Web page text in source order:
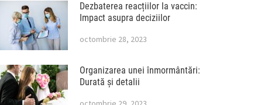
Dezbaterea reacțiilor la vaccin:
Impact asupra deciziilor
octombrie 28, 2023
Organizarea unei înmormântări:
Durată și detalii